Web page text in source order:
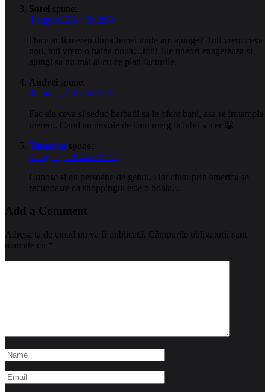
Sorel spune:
4 august, 2014 la 2:00
Daca ar fi mereu dupa femei unde am ajunge? Toti vrem ceva
nou, toti vrem o haina noua…toti! Ele uneori exagereaza si
ajungi sa nu mai ai cu ce plati facturile.
Andrei spune:
4 august, 2014 la 17:11
Fac ele ceva si seduc barbatii sa le ofere bani, asa se imtampla
mereu.. Cand au nevoie de bani merg la iubit si cer 😀
Yamasha spune:
9 august, 2014 la 11:57
Cunosc si eu persoane de genul. Dar chiar prin america se
recunoaste ca shoppingul este o boala…
Add a Comment
Adresa ta de email nu va fi publicată. Câmpurile obligatorii sunt
marcate cu